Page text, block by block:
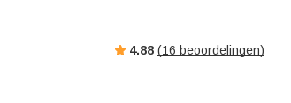
4.88 (16 beoordelingen)